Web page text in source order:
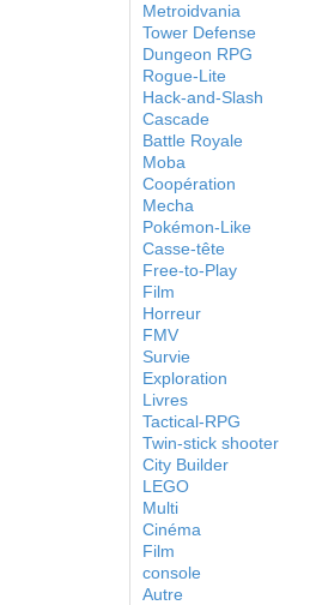
Metroidvania
Tower Defense
Dungeon RPG
Rogue-Lite
Hack-and-Slash
Cascade
Battle Royale
Moba
Coopération
Mecha
Pokémon-Like
Casse-tête
Free-to-Play
Film
Horreur
FMV
Survie
Exploration
Livres
Tactical-RPG
Twin-stick shooter
City Builder
LEGO
Multi
Cinéma
Film
console
Autre